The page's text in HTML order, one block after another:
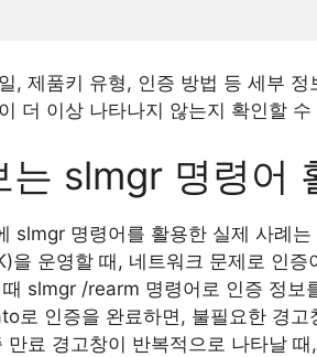
, 제품키 유형, 인증 방법 등 세부
더 이상 나타나지 않는지 확인할 수
는 slmgr 명령어
slmgr 명령어를 활용한 실제 사례
을 운영할 때, 네트워크 문제로 인
slmgr /rearm 명령어로 인증 정
로 인증을 완료하면, 불필요한 경고
료 경고창이 반복적으로 나타날